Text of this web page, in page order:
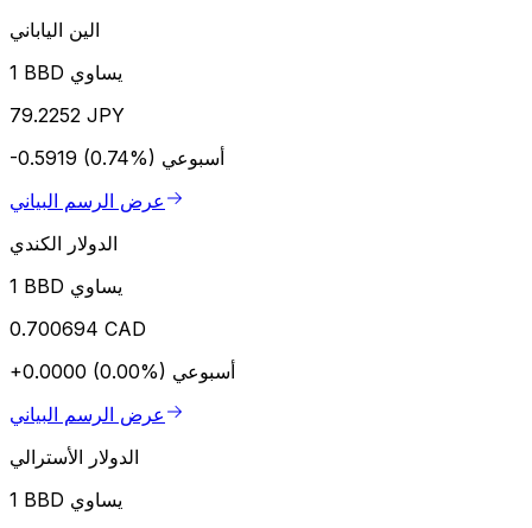
الين الياباني
1 BBD يساوي
79.2252 JPY
-0.5919 (0.74%) أسبوعي
عرض الرسم البياني
الدولار الكندي
1 BBD يساوي
0.700694 CAD
+0.0000 (0.00%) أسبوعي
عرض الرسم البياني
الدولار الأسترالي
1 BBD يساوي